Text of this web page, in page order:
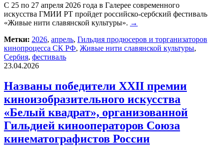
С 25 по 27 апреля 2026 года в Галерее современного
искусства ГМИИ РТ пройдет российско-сербский фестиваль
«Живые нити славянской культуры». →
Метки: 2026, апрель, Гильдия продюсеров и торганизаторов
кинопроцесса СК РФ, Живые нити славянской культуры,
Сербия, фестиваль
23.04.2026
Названы победители XXII премии
киноизобразительного искусства
«Белый квадрат», организованной
Гильдией кинооператоров Союза
кинематографистов России